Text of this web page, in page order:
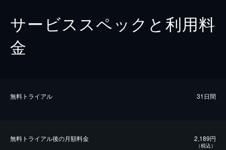
サービススペックと利用料
金
無料トライアル 31日間
無料トライアル後の⽉額料金 2,189円
（税込）